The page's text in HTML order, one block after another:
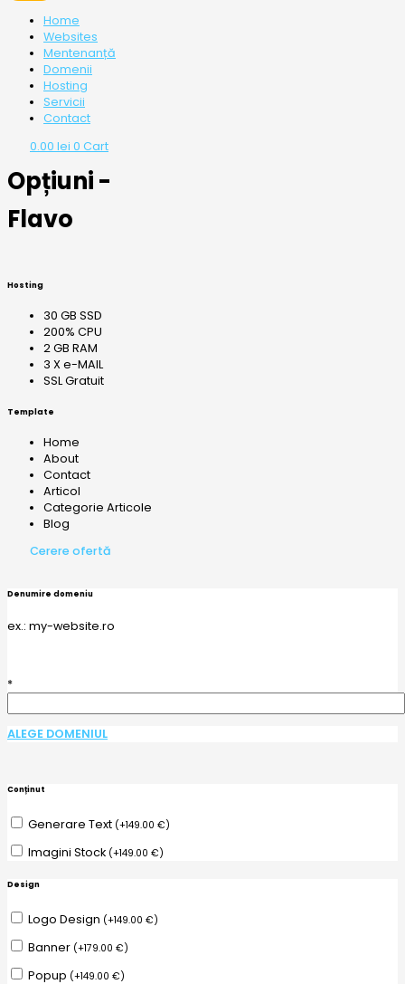
Home
Websites
Mentenanță
Domenii
Hosting
Servicii
Contact
0.00 lei 0 Cart
Opțiuni -
Flavo
Hosting
30 GB SSD
200% CPU
2 GB RAM
3 X e-MAIL
SSL Gratuit
Template
Home
About
Contact
Articol
Categorie Articole
Blog
Cerere ofertă
Denumire domeniu
ex.: my-website.ro
*
ALEGE DOMENIUL
Conținut
Generare Text (+149.00 €)
Imagini Stock (+149.00 €)
Design
Logo Design (+149.00 €)
Banner (+179.00 €)
Popup (+149.00 €)